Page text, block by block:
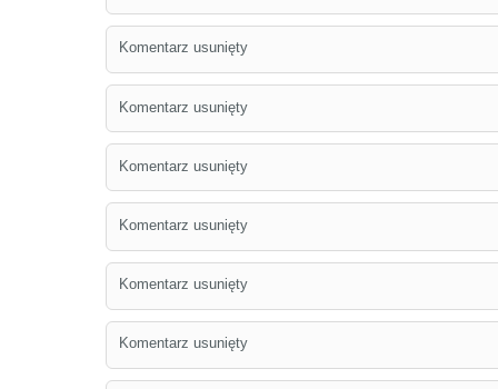
Komentarz usunięty
Komentarz usunięty
Komentarz usunięty
Komentarz usunięty
Komentarz usunięty
Komentarz usunięty